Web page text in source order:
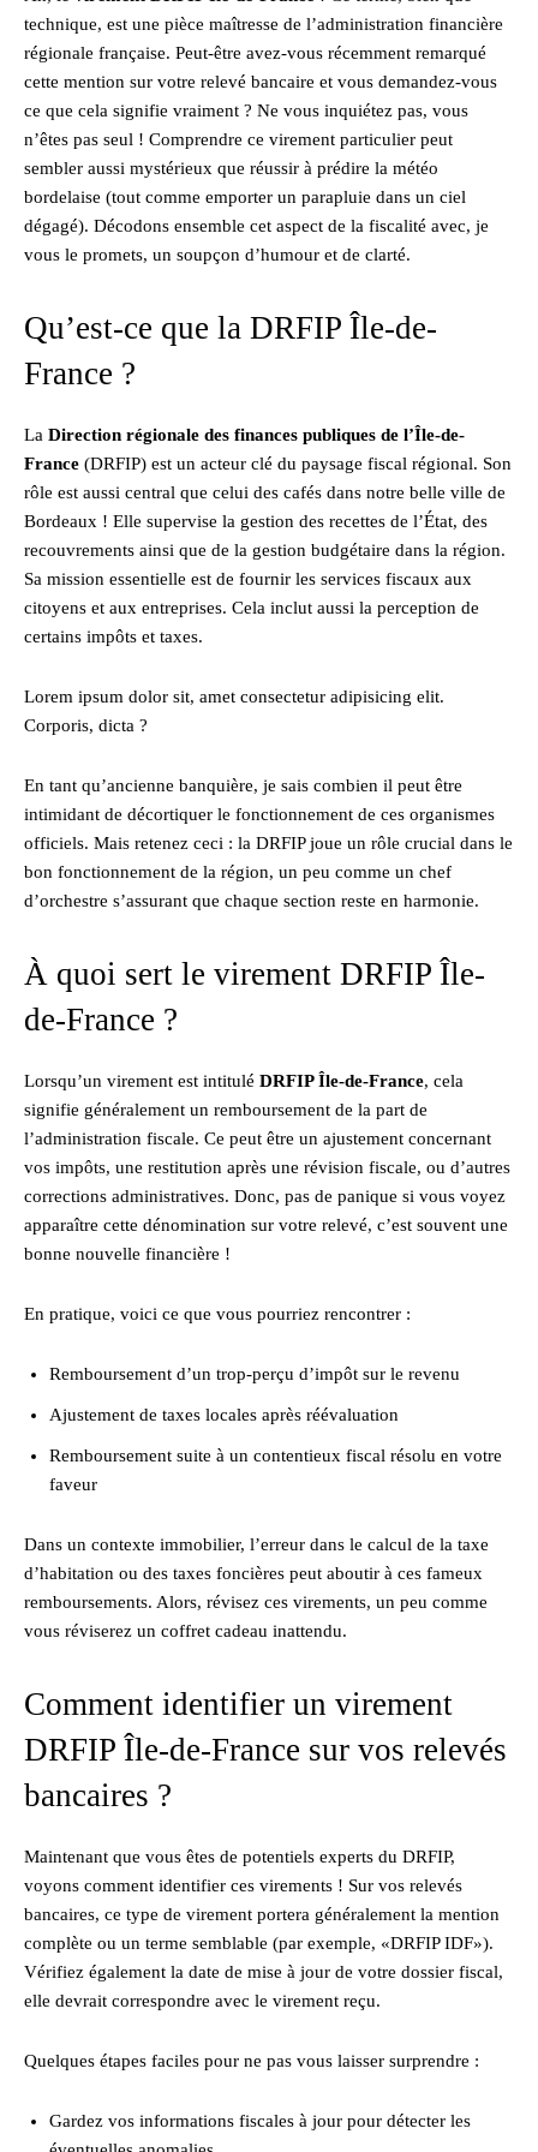
technique, est une pièce maîtresse de l’administration financière
régionale française. Peut-être avez-vous récemment remarqué
cette mention sur votre relevé bancaire et vous demandez-vous
ce que cela signifie vraiment ? Ne vous inquiétez pas, vous
n’êtes pas seul ! Comprendre ce virement particulier peut
sembler aussi mystérieux que réussir à prédire la météo
bordelaise (tout comme emporter un parapluie dans un ciel
dégagé). Décodons ensemble cet aspect de la fiscalité avec, je
vous le promets, un soupçon d’humour et de clarté.
Qu’est-ce que la DRFIP Île-de-
France ?
La Direction régionale des finances publiques de l’Île-de-
France (DRFIP) est un acteur clé du paysage fiscal régional. Son
rôle est aussi central que celui des cafés dans notre belle ville de
Bordeaux ! Elle supervise la gestion des recettes de l’État, des
recouvrements ainsi que de la gestion budgétaire dans la région.
Sa mission essentielle est de fournir les services fiscaux aux
citoyens et aux entreprises. Cela inclut aussi la perception de
certains impôts et taxes.
Lorem ipsum dolor sit, amet consectetur adipisicing elit.
Corporis, dicta ?
En tant qu’ancienne banquière, je sais combien il peut être
intimidant de décortiquer le fonctionnement de ces organismes
officiels. Mais retenez ceci : la DRFIP joue un rôle crucial dans le
bon fonctionnement de la région, un peu comme un chef
d’orchestre s’assurant que chaque section reste en harmonie.
À quoi sert le virement DRFIP Île-
de-France ?
Lorsqu’un virement est intitulé DRFIP Île-de-France, cela
signifie généralement un remboursement de la part de
l’administration fiscale. Ce peut être un ajustement concernant
vos impôts, une restitution après une révision fiscale, ou d’autres
corrections administratives. Donc, pas de panique si vous voyez
apparaître cette dénomination sur votre relevé, c’est souvent une
bonne nouvelle financière !
En pratique, voici ce que vous pourriez rencontrer :
Remboursement d’un trop-perçu d’impôt sur le revenu
Ajustement de taxes locales après réévaluation
Remboursement suite à un contentieux fiscal résolu en votre
faveur
Dans un contexte immobilier, l’erreur dans le calcul de la taxe
d’habitation ou des taxes foncières peut aboutir à ces fameux
remboursements. Alors, révisez ces virements, un peu comme
vous réviserez un coffret cadeau inattendu.
Comment identifier un virement
DRFIP Île-de-France sur vos relevés
bancaires ?
Maintenant que vous êtes de potentiels experts du DRFIP,
voyons comment identifier ces virements ! Sur vos relevés
bancaires, ce type de virement portera généralement la mention
complète ou un terme semblable (par exemple, «DRFIP IDF»).
Vérifiez également la date de mise à jour de votre dossier fiscal,
elle devrait correspondre avec le virement reçu.
Quelques étapes faciles pour ne pas vous laisser surprendre :
Gardez vos informations fiscales à jour pour détecter les